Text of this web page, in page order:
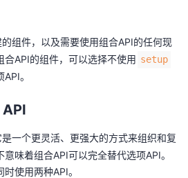
组件，以及需要使用组合API的任何现
API的组件，可以选择不使用 setup
。
一个更灵活、更强大的方式来组织和复
味着组合API可以完全替代选项API。
使用两种API。